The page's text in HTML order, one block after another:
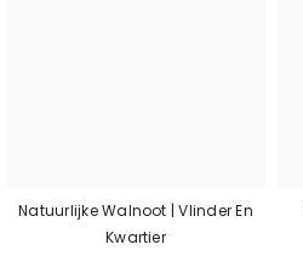
Natuurlijke Walnoot | Vlinder En
Kwartier